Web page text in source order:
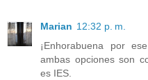
Marian 12:32 p. m.
¡Enhorabuena por
ambas opciones son
es IES.